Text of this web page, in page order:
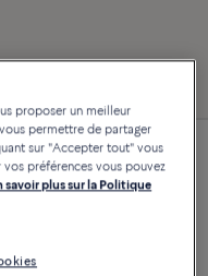
proposer un meilleur
permettre de partager
sur "Accepter tout" vous
préférences vous pouvez
savoir plus sur la Politique